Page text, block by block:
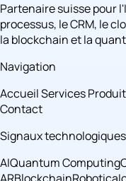
Partenaire suisse pour
processus, le CRM, le
la blockchain et la
Navigation
AccueilServices
Contact
Signaux technologiques
AIQuantum Computing